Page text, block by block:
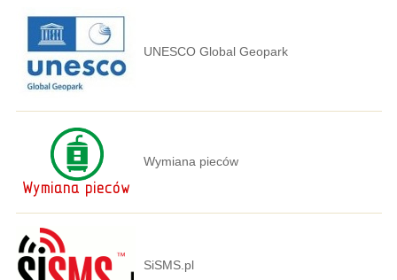
UNESCO Global Geopark
Wymiana pieców
SiSMS.pl